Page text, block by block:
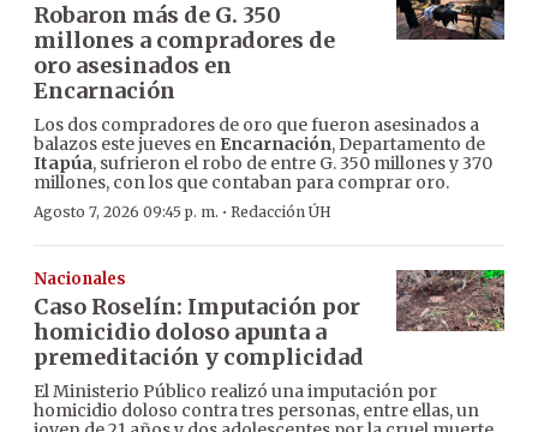
Robaron más de G. 350
millones a compradores de
oro asesinados en
Encarnación
Los dos compradores de oro que fueron asesinados a
balazos este jueves en Encarnación, Departamento de
Itapúa, sufrieron el robo de entre G. 350 millones y 370
millones, con los que contaban para comprar oro.
Agosto 7, 2026 09:45 p. m. · Redacción ÚH
Nacionales
Caso Roselín: Imputación por
homicidio doloso apunta a
premeditación y complicidad
El Ministerio Público realizó una imputación por
homicidio doloso contra tres personas, entre ellas, un